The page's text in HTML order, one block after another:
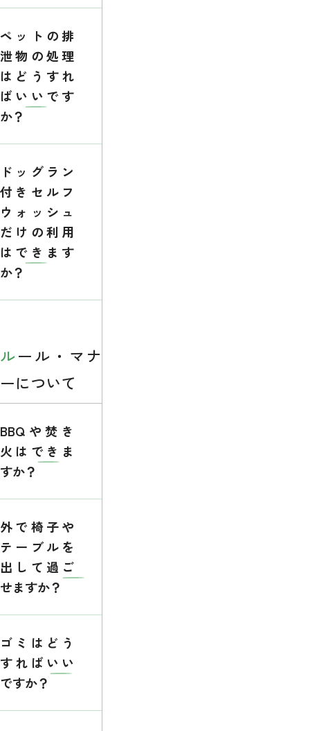
ペットの排
泄物の処理
はどうすれ
ばいいです
か？
ドッグラン
付きセルフ
ウォッシュ
だけの利用
はできます
か？
ルール・マナ
ーについて
BBQや焚き
火はできま
すか？
外で椅子や
テーブルを
出して過ご
せますか？
ゴミはどう
すればいい
ですか？